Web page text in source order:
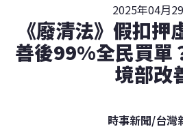
2025年04月
《廢清法》假扣押
善後99%全民買單
境部改
時事新聞/台灣